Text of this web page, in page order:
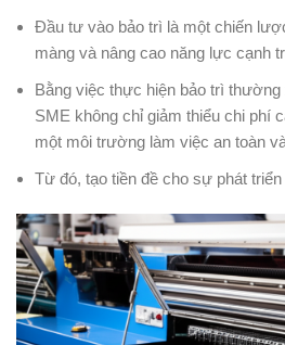
Đầu tư vào bảo trì là một chiến
màng và nâng cao năng lực cạnh
Bằng việc thực hiện bảo trì thường
SME không chỉ giảm thiểu chi phí
một môi trường làm việc an toàn
Từ đó, tạo tiền đề cho sự phát